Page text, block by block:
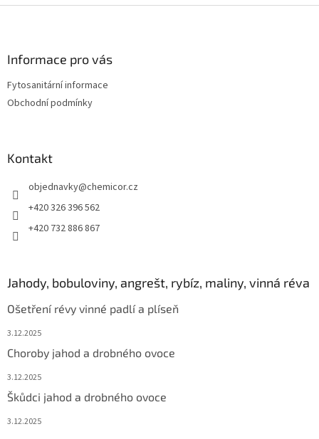
Informace pro vás
Fytosanitární informace
Obchodní podmínky
Kontakt
objednavky@chemicor.cz
+420 326 396 562
+420 732 886 867
Jahody, bobuloviny, angrešt, rybíz, maliny, vinná réva
Ošetření révy vinné padlí a plíseň
3.12.2025
Choroby jahod a drobného ovoce
3.12.2025
Škůdci jahod a drobného ovoce
3.12.2025